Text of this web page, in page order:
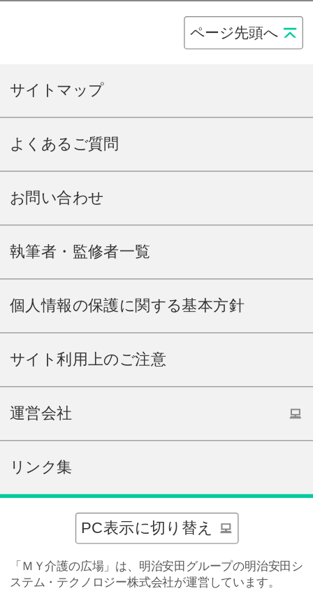
ページ先頭へ
サイトマップ
よくあるご質問
お問い合わせ
執筆者・監修者一覧
個人情報の保護に関する基本方針
サイト利用上のご注意
運営会社
リンク集
PC表示に切り替え
「ＭＹ介護の広場」は、明治安田グループの明治安田シ
ステム・テクノロジー株式会社が運営しています。